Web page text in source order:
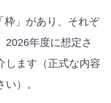
枠」があり、それぞ
2026年度に想定さ
します（正式な内容
）。